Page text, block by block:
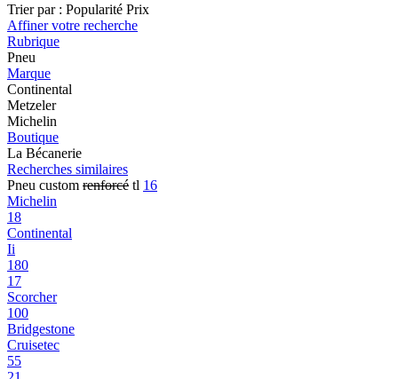
Trier par : Popularité Prix
Affiner votre recherche
Rubrique
Pneu
Marque
Continental
Metzeler
Michelin
Boutique
La Bécanerie
Recherches similaires
Pneu custom renforcé tl 16
Michelin
18
Continental
Ii
180
17
Scorcher
100
Bridgestone
Cruisetec
55